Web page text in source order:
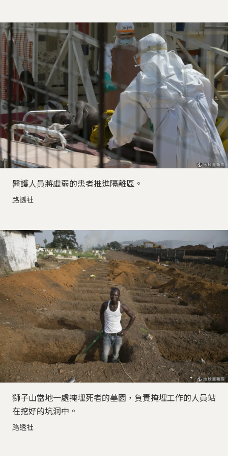
醫護人員將虛弱的患者推進隔離區。
路透社
獅子山當地一處掩埋死者的墓園，負責掩埋工作的人員站
在挖好的坑洞中。
路透社